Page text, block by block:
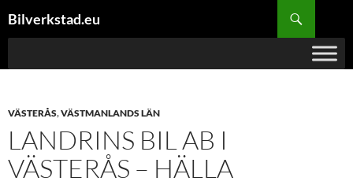
tillBilverkstad.eu
VÄSTERÅS,VÄSTMANLANDS LÄN
LANDRINS BIL AB I
VÄSTERÅS – HÄLLA